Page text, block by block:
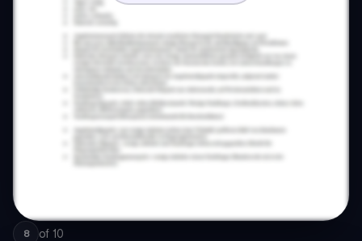
8 of 10